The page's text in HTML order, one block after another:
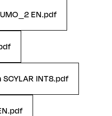
EN.pdf
SCYLAR INT8.pdf